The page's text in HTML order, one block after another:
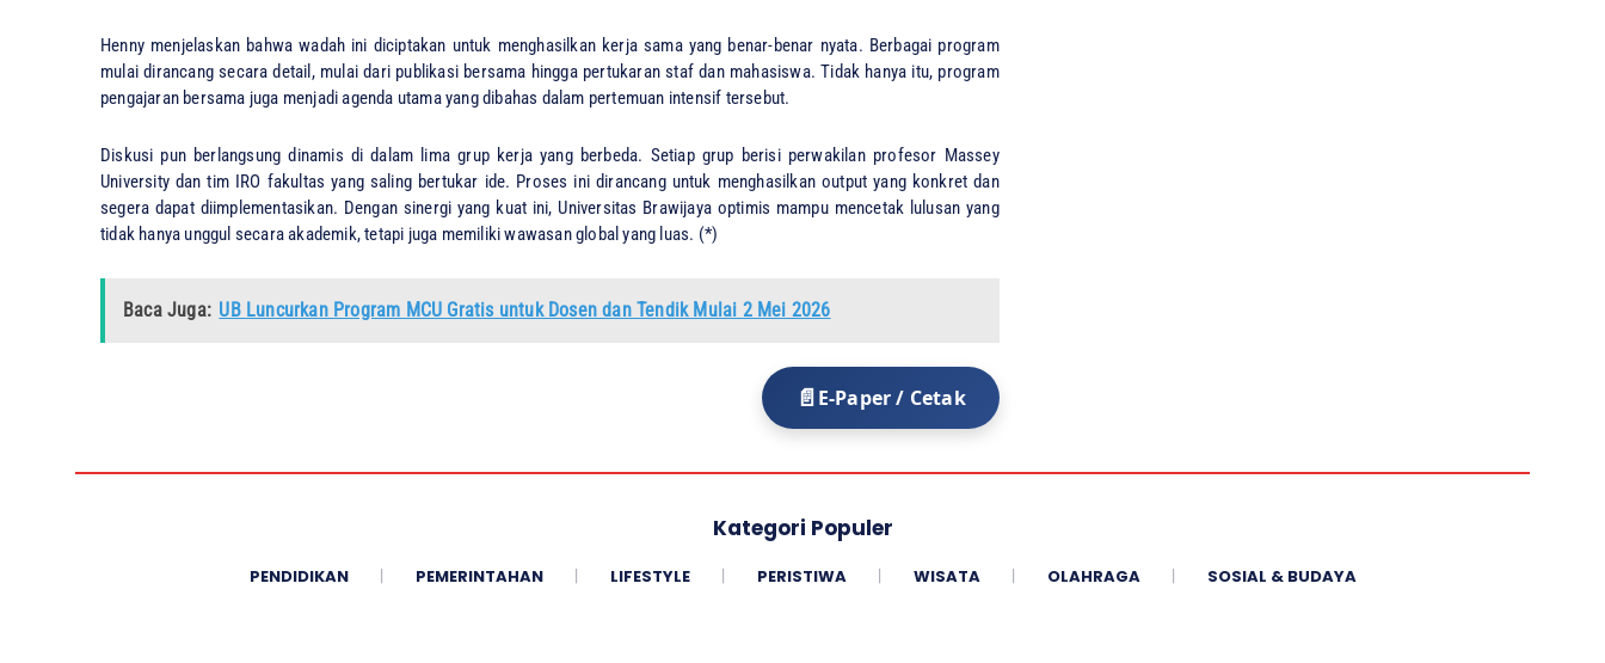
​Henny menjelaskan bahwa wadah ini diciptakan untuk menghasilkan kerja sama yang benar-benar nyata. Berbagai program
mulai dirancang secara detail, mulai dari publikasi bersama hingga pertukaran staf dan mahasiswa. Tidak hanya itu, program
pengajaran bersama juga menjadi agenda utama yang dibahas dalam pertemuan intensif tersebut.
​Diskusi pun berlangsung dinamis di dalam lima grup kerja yang berbeda. Setiap grup berisi perwakilan profesor Massey
University dan tim IRO fakultas yang saling bertukar ide. Proses ini dirancang untuk menghasilkan output yang konkret dan
segera dapat diimplementasikan. Dengan sinergi yang kuat ini, Universitas Brawijaya optimis mampu mencetak lulusan yang
tidak hanya unggul secara akademik, tetapi juga memiliki wawasan global yang luas. (*)
Baca Juga: UB Luncurkan Program MCU Gratis untuk Dosen dan Tendik Mulai 2 Mei 2026
E-Paper / Cetak
Kategori Populer
PENDIDIKAN PEMERINTAHAN LIFESTYLE PERISTIWA WISATA OLAHRAGA SOSIAL & BUDAYA